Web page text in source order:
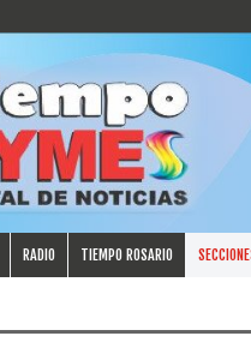
RADIO TIEMPO ROSARIO